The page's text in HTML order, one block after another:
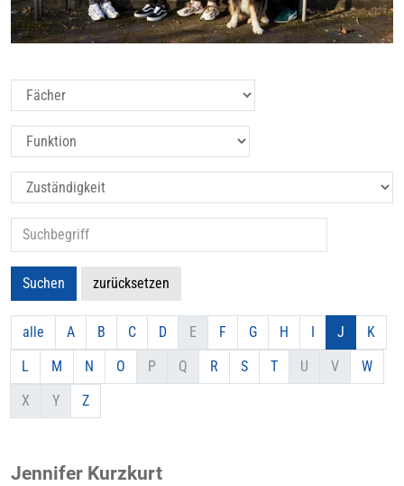
Filtern nach: Fächer_AH
Filtern nach: Funktion_AH
Filtern nach: Zuständigkeit_AH
Suche nach:
Suchen zurücksetzen
alle A B C D E F G H J
K
L
M N O P Q R S T U V
W
X
Y Z
Jennifer Kurzkurt